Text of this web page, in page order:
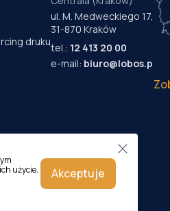
druku
ul. M. Medweckiego 17,
31-870 Kraków
tel.: 12 413 20 00
e-mail: biuro@lobos.pl
użycie.
Akceptuje